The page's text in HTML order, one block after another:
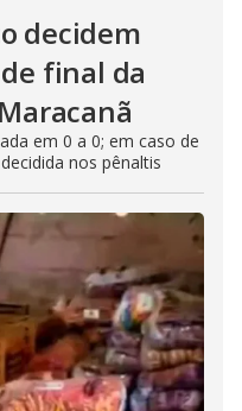
decidem
final da
em 0 a 0; em caso de
nos pênaltis